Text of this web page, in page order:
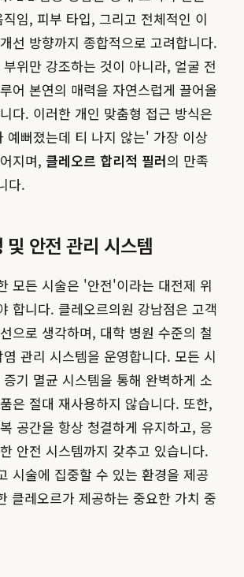
임, 피부 타입, 그리고 전체적인 이
선 방향까지 종합적으로 고려합니다.
위만 강조하는 것이 아니라, 얼굴 전
어 본연의 매력을 자연스럽게 끌어올
다. 이러한 개인 맞춤형 접근 방식은
예뻐졌는데 티 나지 않는' 가장 이상
지며, 클레오르 합리적 필러의 만족
다.
및 안전 관리 시스템
모든 시술은 '안전'이라는 대전제 위
합니다. 클레오르의원 강남점은 고객
으로 생각하며, 대학 병원 수준의 철
관리 시스템을 운영합니다. 모든 시
기 멸균 시스템을 통해 완벽하게 소
은 절대 재사용하지 않습니다. 또한,
공간을 항상 청결하게 유지하고, 응
안전 시스템까지 갖추고 있습니다.
시술에 집중할 수 있는 환경을 제공
클레오르가 제공하는 중요한 가치 중